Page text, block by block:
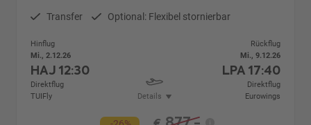
Transfer Optional: Flexibel stornierbar
Hinflug
Mi., 2.12.26
HAJ12:30
Direktflug
TUIFly
Details
Rückflug
Mi., 9.12.26
LPA 17:40
Direktflug
Eurowings